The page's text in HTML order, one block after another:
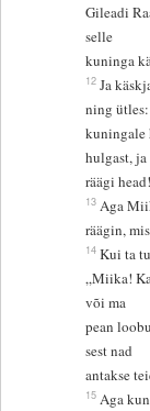
Gileadi
selle
kuninga
12 Ja
ning ütles:
kuningale
hulgast, ja
räägi
13 Aga
räägin,
14 Kui ta
„Miika!
või ma
pean
sest nad
antakse
15 Aga